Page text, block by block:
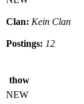
Clan: Kein Clan
Postings: 12
thow
NEW